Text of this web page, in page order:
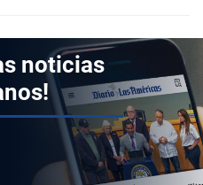
noticias